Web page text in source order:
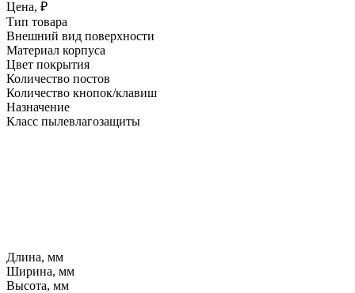
Цена, ₽
Тип товара
Внешний вид поверхности
Материал корпуса
Цвет покрытия
Количество постов
Количество кнопок/клавиш
Назначение
Класс пылевлагозащиты
Длина, мм
Ширина, мм
Высота, мм